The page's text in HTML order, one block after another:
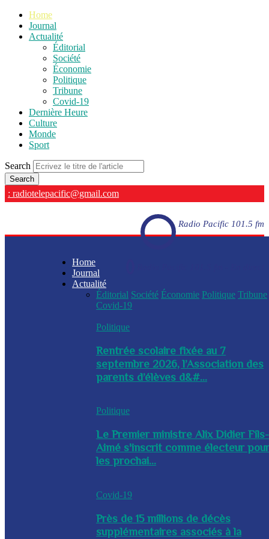
Home
Journal
Actualité
Éditorial
Société
Économie
Politique
Tribune
Covid-19
Dernière Heure
Culture
Monde
Sport
Search
: radiotelepacific@gmail.com
Radio Pacific 101.5 fm
Home
Journal
Actualité
Éditorial Société Économie Politique Tribune
Covid-19
Politique
Rentrée scolaire fixée au 7
septembre 2026, l’Association des
parents d’élèves d&#...
Politique
Le Premier ministre Alix Didier Fils-
Aimé s'inscrit comme électeur
les prochai...
Covid-19
Près de 15 millions de décès
supplémentaires associés à la